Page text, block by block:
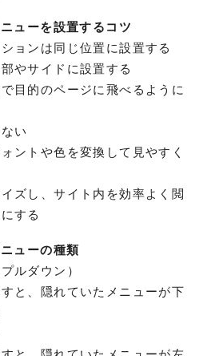
ューを設置するコツ
ョンは同じ位置に設置する
やサイドに設置する
目的のページに飛べるように
い
ントや色を変換して見やすく
ズし、サイト内を効率よく閲
する
ューの種類
ルダウン）
と、隠れていたメニューが下